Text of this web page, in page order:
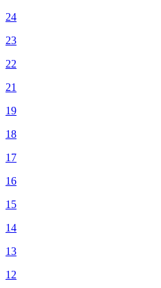
24
23
22
21
19
18
17
16
15
14
13
12